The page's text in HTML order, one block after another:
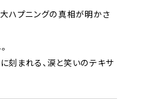
ハプニングの真相が明かさ
刻まれる、涙と笑いのテキサ